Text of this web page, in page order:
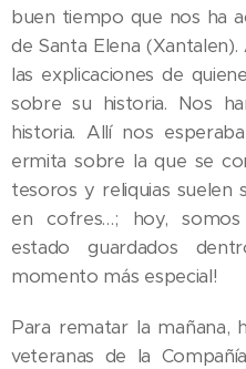
buen tiempo que nos ha
de Santa Elena
las explicaciones de
sobre su historia. Nos
historia. Allí nos
ermita sobre la que se
tesoros y reliquias suelen
en cofres…; hoy,
estado guardados
momento más especial!
Para rematar la mañana,
veteranas de la